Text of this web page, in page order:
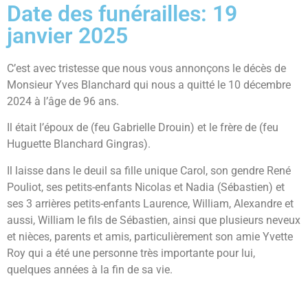
Date des funérailles: 19
janvier 2025
C’est avec tristesse que nous vous annonçons le décès de
Monsieur Yves Blanchard qui nous a quitté le 10 décembre
2024 à l’âge de 96 ans.
Il était l’époux de (feu Gabrielle Drouin) et le frère de (feu
Huguette Blanchard Gingras).
Il laisse dans le deuil sa fille unique Carol, son gendre René
Pouliot, ses petits-enfants Nicolas et Nadia (Sébastien) et
ses 3 arrières petits-enfants Laurence, William, Alexandre et
aussi, William le fils de Sébastien, ainsi que plusieurs neveux
et nièces, parents et amis, particulièrement son amie Yvette
Roy qui a été une personne très importante pour lui,
quelques années à la fin de sa vie.